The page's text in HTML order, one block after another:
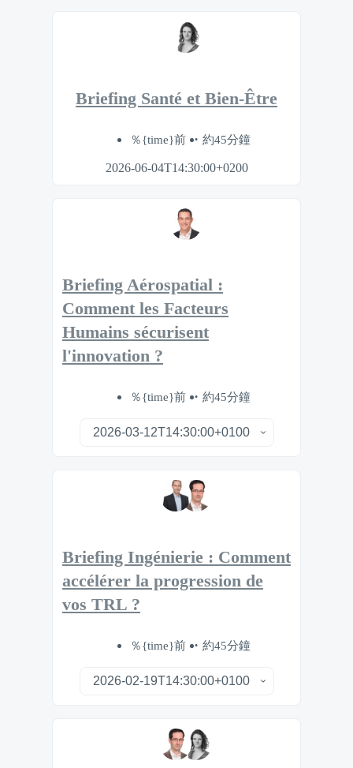
Briefing Santé et Bien-Être
％{time}前 約45分鐘
2026-06-04T14:30:00+0200
Briefing Aérospatial :
Comment les Facteurs
Humains sécurisent
l'innovation ?
％{time}前 約45分鐘
Briefing Ingénierie : Comment
accélérer la progression de
vos TRL ?
％{time}前 約45分鐘